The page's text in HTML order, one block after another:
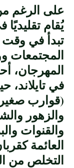
على الرغم
يُقام تقليديًا
تبدأ في
المجتمعات
المهرجان،
في تايلاند،
(قوارب
والزهور
والقنوات
العائمة
التخلص من